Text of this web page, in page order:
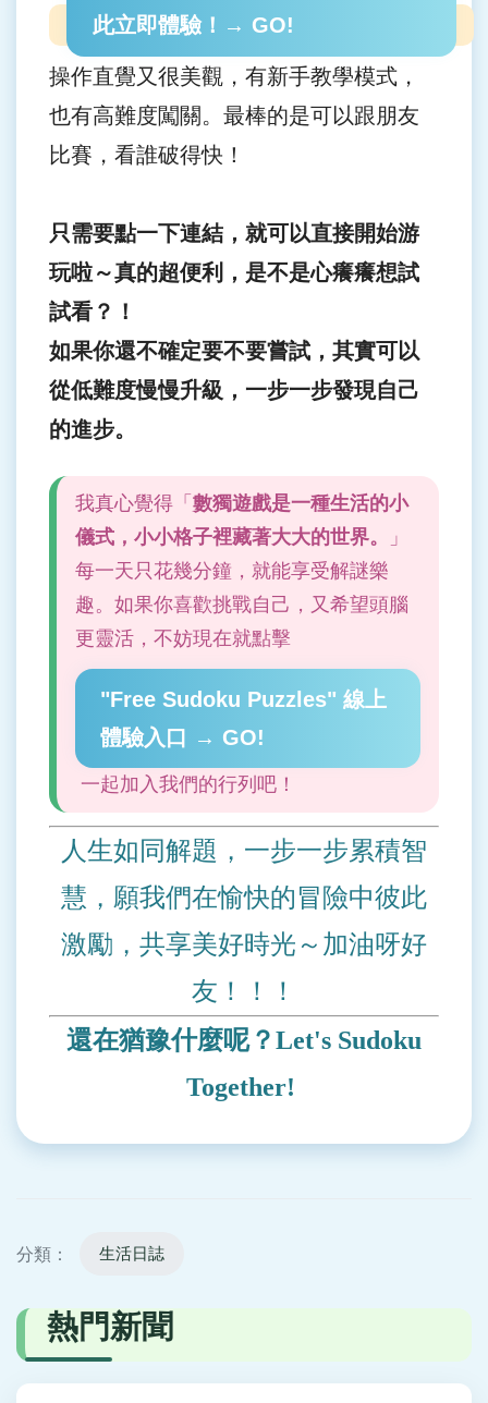
此立即體驗！→ GO!
操作直覺又很美觀，有新手教學模式，
也有高難度闖關。最棒的是可以跟朋友
比賽，看誰破得快！
只需要點一下連結，就可以直接開始游
玩啦～真的超便利，是不是心癢癢想試
試看？！
如果你還不確定要不要嘗試，其實可以
從低難度慢慢升級，一步一步發現自己
的進步。
我真心覺得「 數獨遊戲是一種生活的小
儀式，小小格子裡藏著大大的世界。
」
每一天只花幾分鐘，就能享受解謎樂
趣。如果你喜歡挑戰自己，又希望頭腦
更靈活，不妨現在就點擊
"Free Sudoku Puzzles" 線上
體驗入口 → GO!
一起加入我們的行列吧！
人生如同解題，一步一步累積智
慧，願我們在愉快的冒險中彼此
激勵，共享美好時光～加油呀好
友！！！
還在猶豫什麼呢？Let's Sudoku
Together!
分類： 生活日誌
熱門新聞